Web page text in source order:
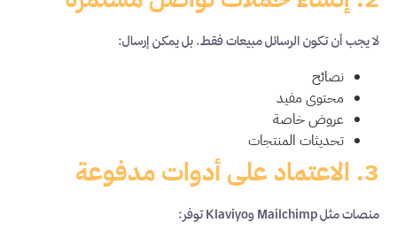
لا يجب أن تكون الرسائل مبيعات فقط. بل يمكن إرسال:
نصائح
محتوى مفيد
عروض خاصة
تحديثات المنتجات
3. الاعتماد على أدوات مدفوعة
منصات مثل Mailchimp وKlaviyo توفر: